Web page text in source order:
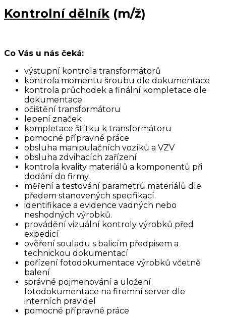
Kontrolní dělník (m/ž)
Co Vás u nás čeká:
výstupní kontrola transformátorů
kontrola momentu šroubu dle dokumentace
kontrola průchodek a finální kompletace dle
dokumentace
očištění transformátoru
lepení značek
kompletace štítku k transformátoru
pomocné přípravné práce
obsluha manipulačních vozíků a VZV
obsluha zdvihacích zařízení
kontrola kvality materiálů a komponentů při
dodání do firmy.
měření a testování parametrů materiálů dle
předem stanovených specifikací.
identifikace a evidence vadných nebo
neshodných výrobků.
provádění vizuální kontroly výrobků před
expedicí
ověření souladu s balicím předpisem a
technickou dokumentací
pořízení fotodokumentace výrobků včetně
balení
správné pojmenování a uložení
fotodokumentace na firemní server dle
interních pravidel
pomocné přípravné práce